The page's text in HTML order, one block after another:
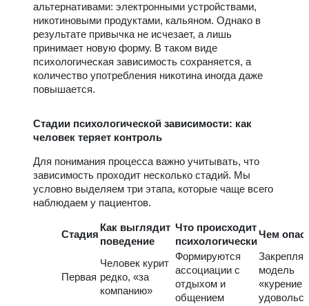
альтернативами: электронными устройствами,
никотиновыми продуктами, кальяном. Однако в
результате привычка не исчезает, а лишь
принимает новую форму. В таком виде
психологическая зависимость сохраняется, а
количество употребления никотина иногда даже
повышается.
Стадии психологической зависимости: как
человек теряет контроль
Для понимания процесса важно учитывать, что
зависимость проходит несколько стадий. Мы
условно выделяем три этапа, которые чаще всего
наблюдаем у пациентов.
Стадия
Как выглядит
поведение
Что происходит
психологически
Чем
Первая
Человек курит
редко, «за
компанию»
Формируются
ассоциации с
отдыхом и
общением
модель
«курение